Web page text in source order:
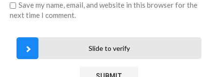
Save my name, email, and website in this browser for the
next time I comment.
Slide to verify